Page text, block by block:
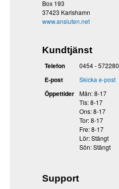
Box 193
37423 Karlshamn
www.ansluten.net
Kundtjänst
Telefon 0454 - 572280
E-post Skicka e-post
Öppettider
Mån: 8-17
Tis: 8-17
Ons: 8-17
Tor: 8-17
Fre: 8-17
Lör: Stängt
Sön: Stängt
Support